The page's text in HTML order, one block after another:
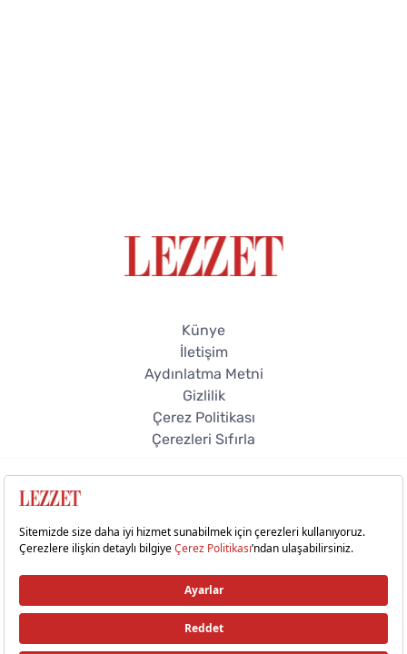
Künye
İletişim
Aydınlatma Metni
Gizlilik
Çerez Politikası
Çerezleri Sıfırla
© 2026 Lezzet Online. Tüm hakları saklıdır.